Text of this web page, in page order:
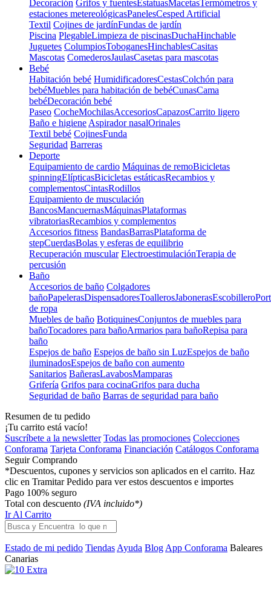
Decoración Grifos y fuentesEstatuasMacetasTermómetros y
estaciones metereológicasPanelesCesped Artificial
Textil Cojines de jardínFundas de jardín
Piscina PlegableLimpieza de piscinasDuchaHinchable
Juguetes ColumpiosToboganesHinchablesCasitas
Mascotas ComederosJaulasCasetas para mascotas
Bebé
Habitación bebé HumidificadoresCestasColchón para
bebéMuebles para habitación de bebéCunasCama
bebéDecoración bebé
Paseo CocheMochilasAccesoriosCapazosCarrito ligero
Baño e higiene Aspirador nasalOrinales
Textil bebé CojinesFunda
Seguridad Barreras
Deporte
Equipamiento de cardio Máquinas de remoBicicletas
spinningElípticasBicicletas estáticasRecambios y
complementosCintasRodillos
Equipamiento de musculación
BancosMancuernasMáquinasPlataformas
vibratoriasRecambios y complementos
Accesorios fitness BandasBarrasPlataforma de
stepCuerdasBolas y esferas de equilibrio
Recuperación muscular ElectroestimulaciónTerapia de
percusión
Baño
Accesorios de baño Colgadores
bañoPapelerasDispensadoresToallerosJabonerasEscobillero
de ropa
Muebles de baño BotiquinesConjuntos de muebles para
bañoTocadores para bañoArmarios para bañoRepisa para
baño
Espejos de baño Espejos de baño sin LuzEspejos de baño
iluminadosEspejos de baño con aumento
Sanitarios BañerasLavabosMamparas
Grifería Grifos para cocinaGrifos para ducha
Seguridad de baño Barras de seguridad para baño
Resumen de tu pedido
¡Tu carrito está vacío!
Suscríbete a la newsletter Todas las promociones Colecciones
Conforama Tarjeta Conforama Financiación Catálogos Conforama
Seguir Comprando
*Descuentos, cupones y servicios son aplicados en el carrito. Haz
clic en Tramitar Pedido para ver estos descuentos e importes
Pago 100% seguro
Total con descuento (IVA incluido*)
Ir Al Carrito
Estado de mi pedido Tiendas Ayuda Blog App Conforama Baleares
Canarias